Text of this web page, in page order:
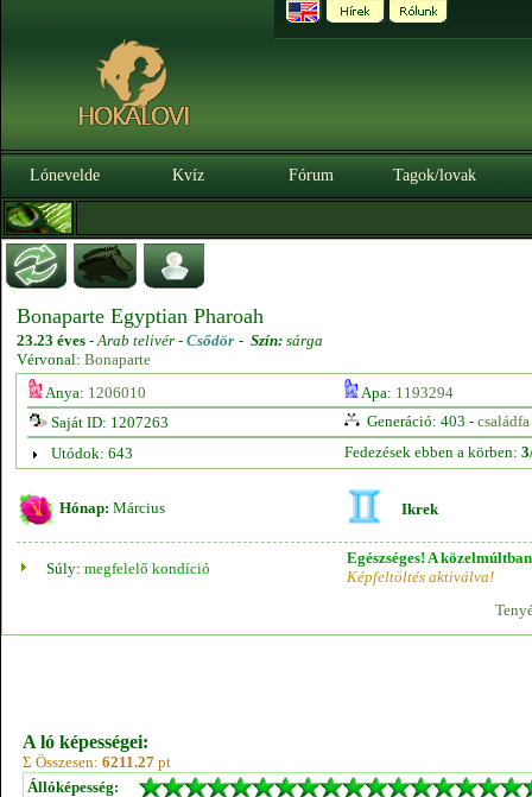
Lónevelde Kvíz Fórum Tagok/lovak
Bonaparte Egyptian Pharoah
23.23 éves -Arab telivér - Csődör - Szín: sárga
Vérvonal: Bonaparte
Anya: 1206010 Apa: 1193294
Saját ID: 1207263
Generáció: 403 - családfa
Utódok: 643
Fedezések ebben a körben:
Hónap: Március Ikrek
Súly: megfelelő kondíció
Egészséges! A
Képfeltöltés aktiválva!
A ló képességei:
Σ Összesen: 6211.27 pt
Állóképesség: